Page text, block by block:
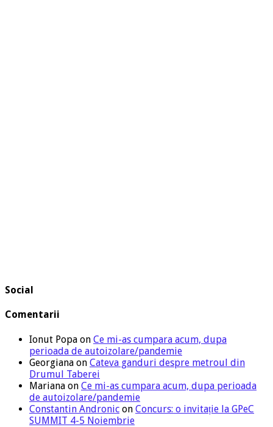
Social
Comentarii
Ionut Popa on Ce mi-as cumpara acum, dupa
perioada de autoizolare/pandemie
Georgiana on Cateva ganduri despre metroul din
Drumul Taberei
Mariana on Ce mi-as cumpara acum, dupa perioada
de autoizolare/pandemie
Constantin Andronic on Concurs: o invitație la GPeC
SUMMIT 4-5 Noiembrie